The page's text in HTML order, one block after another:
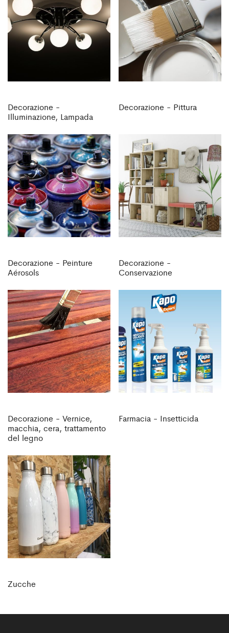
Decorazione -
Illuminazione, Lampada
Decorazione - Pittura
Decorazione - Peinture
Aérosols
Decorazione -
Conservazione
Decorazione - Vernice,
macchia, cera, trattamento
del legno
Farmacia - Insetticida
Zucche